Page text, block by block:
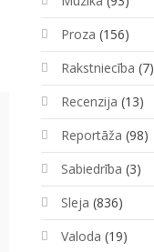
Proza (156)
Rakstniecība (7)
Recenzija (13)
Reportāža (98)
Sabiedrība (3)
Sleja (836)
Valoda (19)